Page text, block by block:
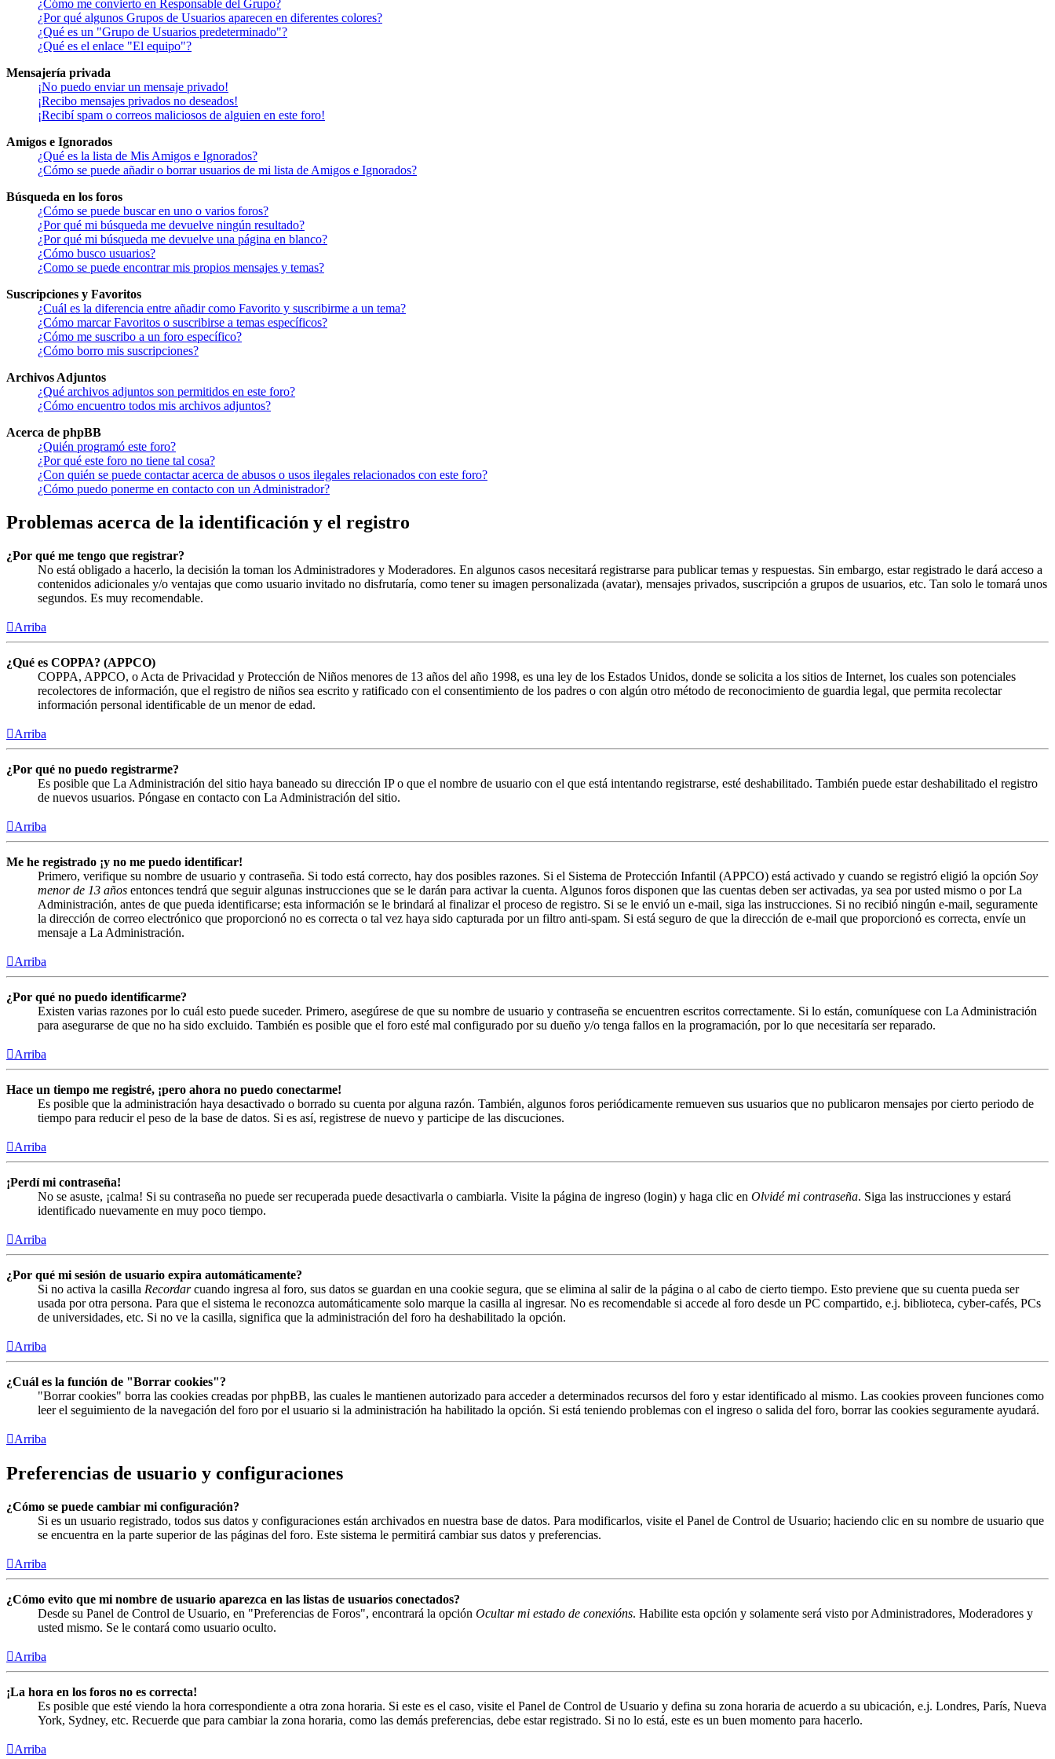
¿Cómo me convierto en Responsable del Grupo?
¿Por qué algunos Grupos de Usuarios aparecen en diferentes colores?
¿Qué es un "Grupo de Usuarios predeterminado"?
¿Qué es el enlace "El equipo"?
Mensajería privada
¡No puedo enviar un mensaje privado!
¡Recibo mensajes privados no deseados!
¡Recibí spam o correos maliciosos de alguien en este foro!
Amigos e Ignorados
¿Qué es la lista de Mis Amigos e Ignorados?
¿Cómo se puede añadir o borrar usuarios de mi lista de Amigos e Ignorados?
Búsqueda en los foros
¿Cómo se puede buscar en uno o varios foros?
¿Por qué mi búsqueda me devuelve ningún resultado?
¿Por qué mi búsqueda me devuelve una página en blanco?
¿Cómo busco usuarios?
¿Como se puede encontrar mis propios mensajes y temas?
Suscripciones y Favoritos
¿Cuál es la diferencia entre añadir como Favorito y suscribirme a un tema?
¿Cómo marcar Favoritos o suscribirse a temas específicos?
¿Cómo me suscribo a un foro específico?
¿Cómo borro mis suscripciones?
Archivos Adjuntos
¿Qué archivos adjuntos son permitidos en este foro?
¿Cómo encuentro todos mis archivos adjuntos?
Acerca de phpBB
¿Quién programó este foro?
¿Por qué este foro no tiene tal cosa?
¿Con quién se puede contactar acerca de abusos o usos ilegales relacionados con este foro?
¿Cómo puedo ponerme en contacto con un Administrador?
Problemas acerca de la identificación y el registro
¿Por qué me tengo que registrar?
No está obligado a hacerlo, la decisión la toman los Administradores y Moderadores. En algunos casos necesitará registrarse para publicar temas y respuestas. Sin embargo, estar registrado le dará acceso a
contenidos adicionales y/o ventajas que como usuario invitado no disfrutaría, como tener su imagen personalizada (avatar), mensajes privados, suscripción a grupos de usuarios, etc. Tan solo le tomará unos
segundos. Es muy recomendable.
Arriba
¿Qué es COPPA? (APPCO)
COPPA, APPCO, o Acta de Privacidad y Protección de Niños menores de 13 años del año 1998, es una ley de los Estados Unidos, donde se solicita a los sitios de Internet, los cuales son potenciales
recolectores de información, que el registro de niños sea escrito y ratificado con el consentimiento de los padres o con algún otro método de reconocimiento de guardia legal, que permita recolectar
información personal identificable de un menor de edad.
Arriba
¿Por qué no puedo registrarme?
Es posible que La Administración del sitio haya baneado su dirección IP o que el nombre de usuario con el que está intentando registrarse, esté deshabilitado. También puede estar deshabilitado el registro
de nuevos usuarios. Póngase en contacto con La Administración del sitio.
Arriba
Me he registrado ¡y no me puedo identificar!
Primero, verifique su nombre de usuario y contraseña. Si todo está correcto, hay dos posibles razones. Si el Sistema de Protección Infantil (APPCO) está activado y cuando se registró eligió la opción Soy
menor de 13 años entonces tendrá que seguir algunas instrucciones que se le darán para activar la cuenta. Algunos foros disponen que las cuentas deben ser activadas, ya sea por usted mismo o por La
Administración, antes de que pueda identificarse; esta información se le brindará al finalizar el proceso de registro. Si se le envió un e-mail, siga las instrucciones. Si no recibió ningún e-mail, seguramente
la dirección de correo electrónico que proporcionó no es correcta o tal vez haya sido capturada por un filtro anti-spam. Si está seguro de que la dirección de e-mail que proporcionó es correcta, envíe un
mensaje a La Administración.
Arriba
¿Por qué no puedo identificarme?
Existen varias razones por lo cuál esto puede suceder. Primero, asegúrese de que su nombre de usuario y contraseña se encuentren escritos correctamente. Si lo están, comuníquese con La Administración
para asegurarse de que no ha sido excluido. También es posible que el foro esté mal configurado por su dueño y/o tenga fallos en la programación, por lo que necesitaría ser reparado.
Arriba
Hace un tiempo me registré, ¡pero ahora no puedo conectarme!
Es posible que la administración haya desactivado o borrado su cuenta por alguna razón. También, algunos foros periódicamente remueven sus usuarios que no publicaron mensajes por cierto periodo de
tiempo para reducir el peso de la base de datos. Si es así, registrese de nuevo y participe de las discuciones.
Arriba
¡Perdí mi contraseña!
No se asuste, ¡calma! Si su contraseña no puede ser recuperada puede desactivarla o cambiarla. Visite la página de ingreso (login) y haga clic en Olvidé mi contraseña. Siga las instrucciones y estará
identificado nuevamente en muy poco tiempo.
Arriba
¿Por qué mi sesión de usuario expira automáticamente?
Si no activa la casilla Recordarcuando ingresa al foro, sus datos se guardan en una cookie segura, que se elimina al salir de la página o al cabo de cierto tiempo. Esto previene que su cuenta pueda ser
usada por otra persona. Para que el sistema le reconozca automáticamente solo marque la casilla al ingresar. No es recomendable si accede al foro desde un PC compartido, e.j. biblioteca, cyber-cafés, PCs
de universidades, etc. Si no ve la casilla, significa que la administración del foro ha deshabilitado la opción.
Arriba
¿Cuál es la función de "Borrar cookies"?
"Borrar cookies" borra las cookies creadas por phpBB, las cuales le mantienen autorizado para acceder a determinados recursos del foro y estar identificado al mismo. Las cookies proveen funciones como
leer el seguimiento de la navegación del foro por el usuario si la administración ha habilitado la opción. Si está teniendo problemas con el ingreso o salida del foro, borrar las cookies seguramente ayudará.
Arriba
Preferencias de usuario y configuraciones
¿Cómo se puede cambiar mi configuración?
Si es un usuario registrado, todos sus datos y configuraciones están archivados en nuestra base de datos. Para modificarlos, visite el Panel de Control de Usuario; haciendo clic en su nombre de usuario que
se encuentra en la parte superior de las páginas del foro. Este sistema le permitirá cambiar sus datos y preferencias.
Arriba
¿Cómo evito que mi nombre de usuario aparezca en las listas de usuarios conectados?
Desde su Panel de Control de Usuario, en "Preferencias de Foros", encontrará la opción Ocultar mi estado de conexións. Habilite esta opción y solamente será visto por Administradores, Moderadores y
usted mismo. Se le contará como usuario oculto.
Arriba
¡La hora en los foros no es correcta!
Es posible que esté viendo la hora correspondiente a otra zona horaria. Si este es el caso, visite el Panel de Control de Usuario y defina su zona horaria de acuerdo a su ubicación, e.j. Londres, París, Nueva
York, Sydney, etc. Recuerde que para cambiar la zona horaria, como las demás preferencias, debe estar registrado. Si no lo está, este es un buen momento para hacerlo.
Arriba